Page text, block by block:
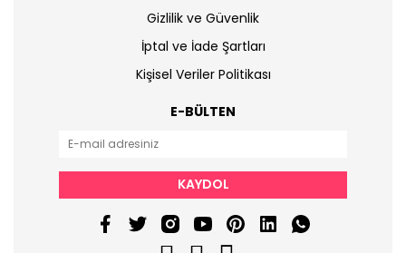
Gizlilik ve Güvenlik
İptal ve İade Şartları
Kişisel Veriler Politikası
E-BÜLTEN
KAYDOL